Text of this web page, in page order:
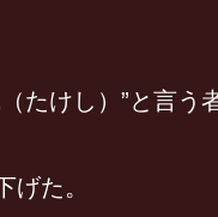
たけし）”と言う
た。